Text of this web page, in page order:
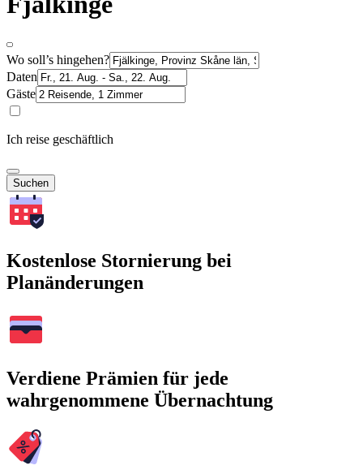
Wo soll’s hingehen?
Daten
Gäste
Ich reise geschäftlich
Suchen
Kostenlose Stornierung bei
Planänderungen
Verdiene Prämien für jede
wahrgenommene Übernachtung